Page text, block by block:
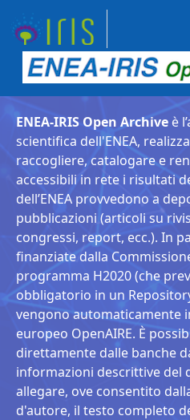
ENEA-IRIS Open Archive è
scientifica dell'ENEA,
raccogliere, catalogare e
accessibili in rete i risultati
dell’ENEA provvedono a
pubblicazioni (articoli su
congressi, report, ecc.). In
finanziate dalla
programma H2020 (che
obbligatorio in un
vengono automaticamente
europeo OpenAIRE. È
direttamente dalle banche
informazioni descrittive del
allegare, ove consentito
d'autore, il testo completo